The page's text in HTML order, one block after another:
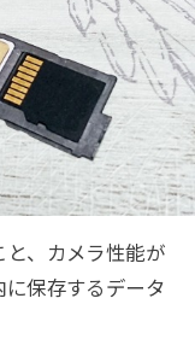
と、カメラ性能が
に保存するデータ